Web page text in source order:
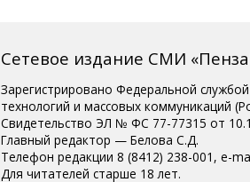
Сетевое издание СМИ
Зарегистрировано Федеральной
технологий и массовых коммуникаций
Свидетельство ЭЛ № ФС 77-77315 от
Главный редактор — Белова С.Д.
Телефон редакции 8 (8412) 238-001, e-
Для читателей старше 18 лет.